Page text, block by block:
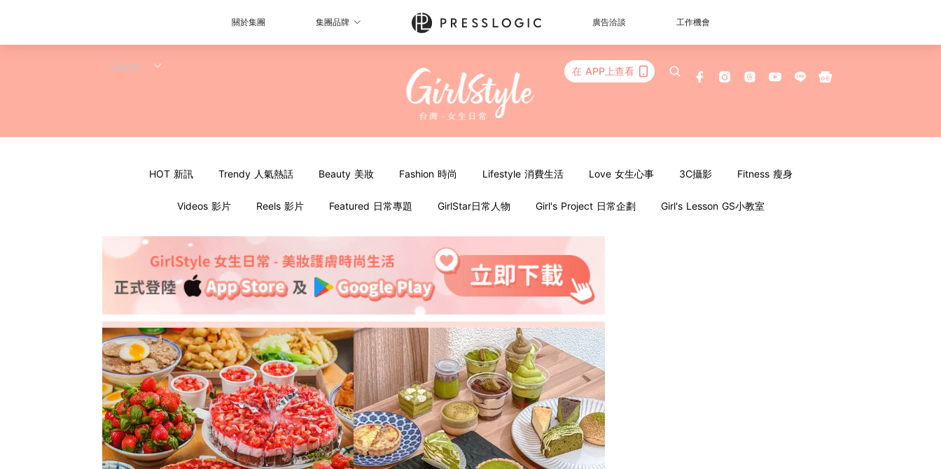
關於集團 集團品牌 廣告洽談 工作機會
在 APP上查看
HOT 新訊 Trendy 人氣熱話 Beauty 美妝 Fashion 時尚 Lifestyle 消費生活 Love 女生心事 3C攝影 Fitness 瘦身
Videos 影片 Reels 影片 Featured 日常專題 GirlStar日常人物 Girl's Project 日常企劃 Girl's Lesson GS小教室